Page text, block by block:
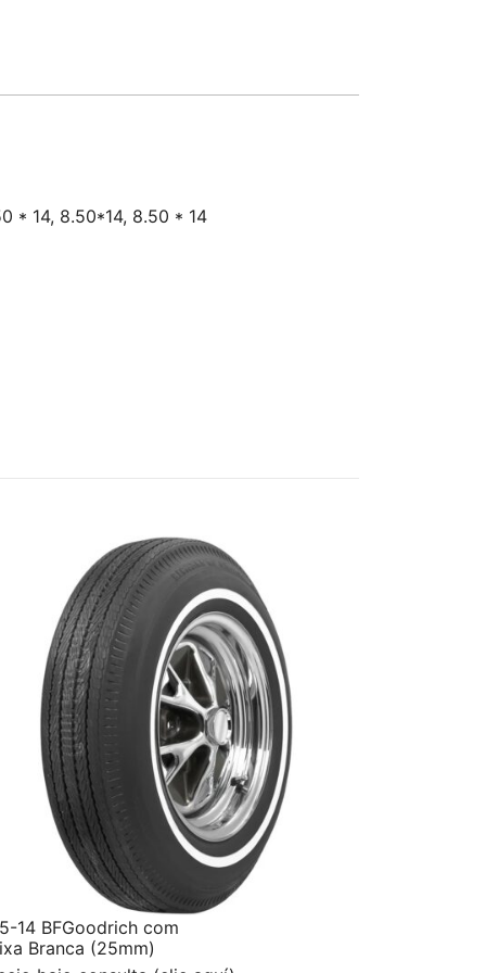
* 14, 8.50*14, 8.50 * 14
14 BFGoodrich com
Branca (25mm)